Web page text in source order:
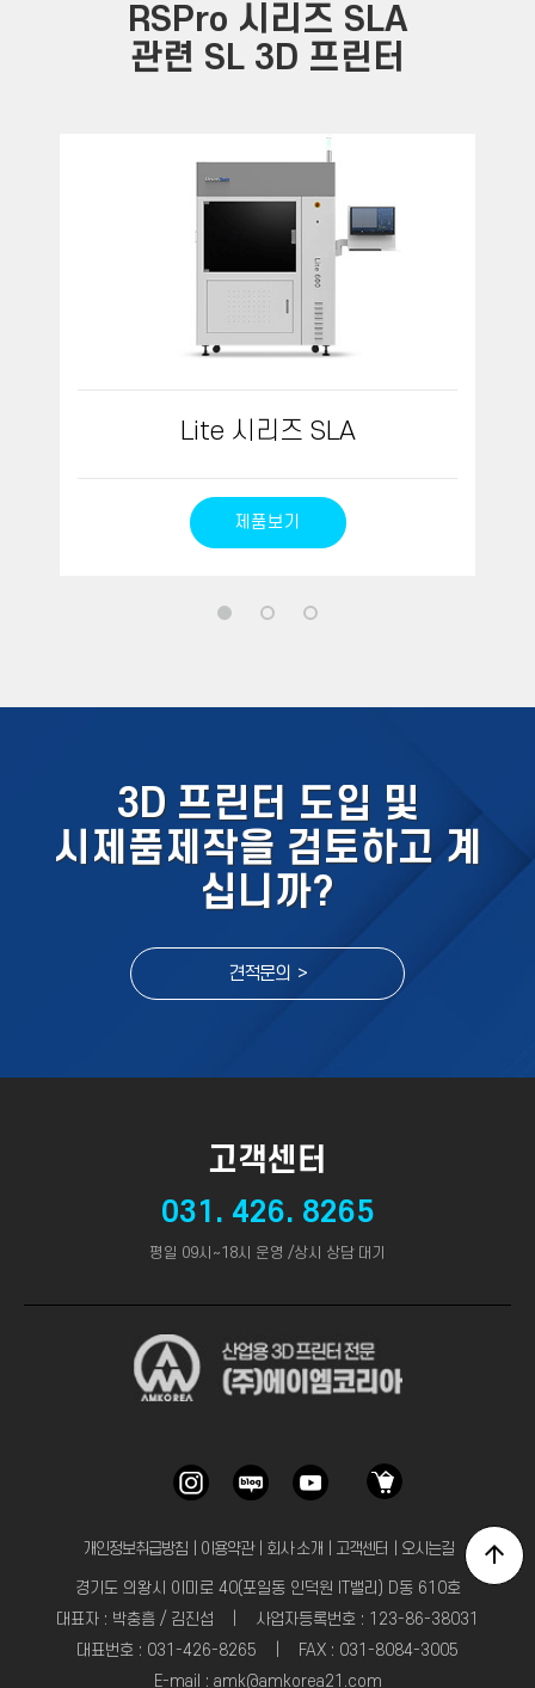
RSPro 시리즈 SLA
관련 SL 3D 프린터
Lite 시리즈 SLA
제품보기
3D 프린터 도입 및
시제품제작을 검토하고 계
십니까?
견적문의 >
고객센터
031. 426. 8265
평일 09시~18시 운영 /상시 상담 대기
개인정보취급방침｜ 이용약관｜ 회사 소개 고객센터 오시는길
경기도 의왕시 이미로 40(포일동 인덕원 IT밸리) D동 610호
대표자 : 박충흠 / 김진섭 | 사업자등록번호 : 123-86-38031
대표번호 : 031-426-8265 | FAX : 031-8084-3005
E-mail : amk@amkorea21.com